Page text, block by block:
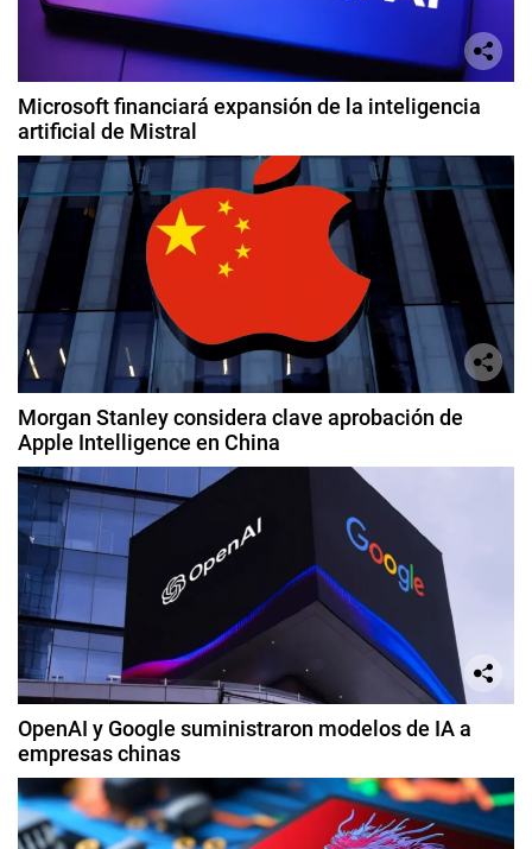
Microsoft financiará expansión de la inteligencia
artificial de Mistral
Morgan Stanley considera clave aprobación de
Apple Intelligence en China
OpenAI y Google suministraron modelos de IA a
empresas chinas